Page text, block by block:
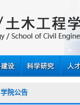
学院公告